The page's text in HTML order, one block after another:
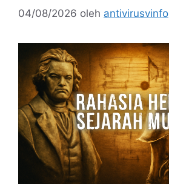
04/08/2026 oleh antivirusvinfo